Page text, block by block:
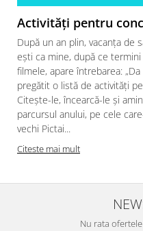
Activități pentru
După un an plin, vacanța de
ești ca mine, după ce
filmele, apare întrebarea:
pregătit o listă de activități
Citește-le, încearcă-le și
parcursul anului, pe cele
vechi Pictai...
Citeste mai mult
Nu rata